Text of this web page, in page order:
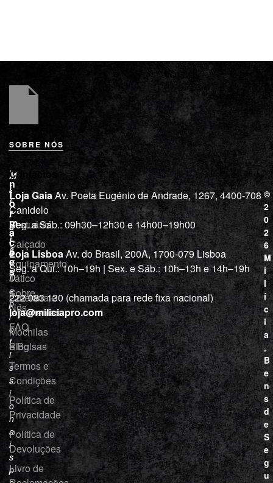
SOBRE NÓS
M
i
l
í
c
i
a
“
D
e
p
r
o
f
i
s
s
i
o
n
a
i
s
p
L
o
j
a
Vestuário
Calçado
Equipamento
Tático
Cutelaria e
ferramentas
Mochilas
e Bolsas
I
n
f
o
r
m
a
ç
õ
e
s
Sobre
Nós
FAQ
Blog
Termos e
Condições
Política de
Privacidade
Política de
Devoluções
Livro de
Contactos
Loja GaiaAv. Poeta Eugénio de Andrade, 1267, 4400-708
Canidelo
Seg. a Sáb.: 09h30–12h30 e 14h00–19h00
Loja LisboaAv. do Brasil, 200A, 1700-079 Lisboa
Seg. a Qui.: 10h–19h | Sex. e Sáb.: 10h–13h e 14h–19h
222 083 130 (chamada para rede fixa nacional)
loja@miliciapro.com
©
2
0
2
6
M
i
l
í
c
i
a
,
B
e
n
s
d
e
S
e
g
u